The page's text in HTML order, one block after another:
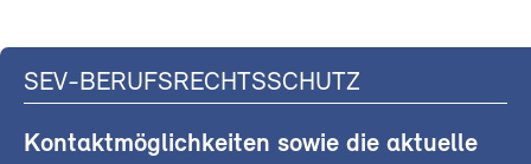
SEV-BERUFSRECHTSSCHUTZ
Kontaktmöglichkeiten sowie die aktuelle